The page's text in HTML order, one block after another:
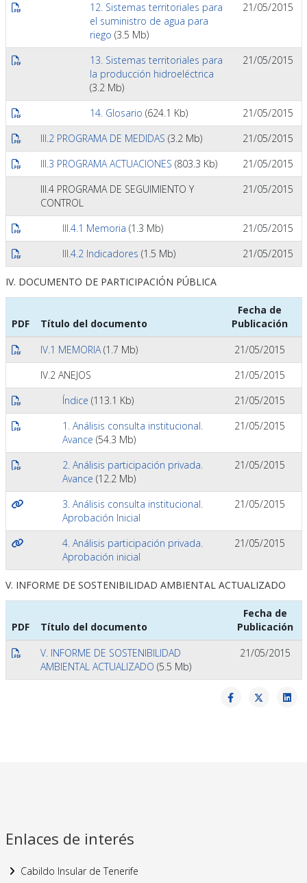
12. Sistemas territoriales para
el suministro de agua para
riego (3.5 Mb)
21/05/2015
13. Sistemas territoriales para
la producción hidroeléctrica
(3.2 Mb)
21/05/2015
14. Glosario (624.1 Kb)
21/05/2015
III.2 PROGRAMA DE MEDIDAS (3.2 Mb)
21/05/2015
III.3 PROGRAMA ACTUACIONES (803.3 Kb)
21/05/2015
III.4 PROGRAMA DE SEGUIMIENTO Y
CONTROL
21/05/2015
III.4.1 Memoria (1.3 Mb)
21/05/2015
III.4.2 Indicadores (1.5 Mb) 21/05/2015
IV. DOCUMENTO DE PARTICIPACIÓN PÚBLICA
PDF Título del documento
Fecha de
Publicación
IV.1 MEMORIA (1.7 Mb)
21/05/2015
IV.2 ANEJOS
21/05/2015
Índice (113.1 Kb)
21/05/2015
1. Análisis consulta institucional.
Avance (54.3 Mb)
21/05/2015
2. Análisis participación privada.
Avance (12.2 Mb)
21/05/2015
3. Análisis consulta institucional.
Aprobación Inicial
21/05/2015
4. Análisis participación privada.
Aprobación inicial
21/05/2015
V. INFORME DE SOSTENIBILIDAD AMBIENTAL ACTUALIZADO
PDF Título del documento
Fecha de
Publicación
V. INFORME DE SOSTENIBILIDAD
AMBIENTAL ACTUALIZADO (5.5 Mb)
21/05/2015
Enlaces de interés
Cabildo Insular de Tenerife